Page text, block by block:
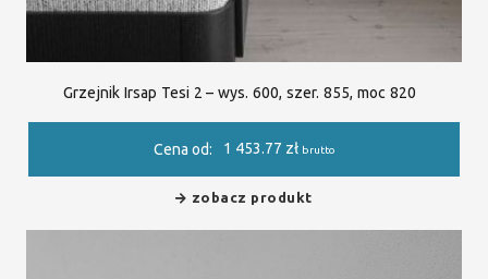
Grzejnik Irsap Tesi 2 – wys. 600, szer. 855, moc 820
Cena od: 1 453.77 zł brutto
zobacz produkt